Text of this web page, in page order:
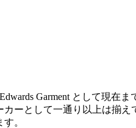
Garment として現在
ーとして一通り以上は揃
。